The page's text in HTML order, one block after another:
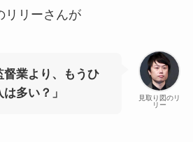
リリーさんが
見取り図のリ
リー
督業より、もうひ
多い？」